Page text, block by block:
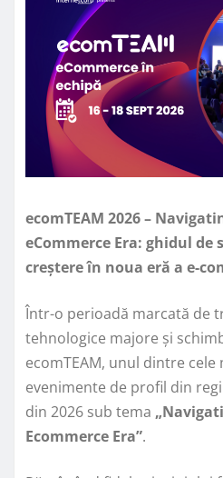
ecomTEAM 2026 –
eCommerce Era: ghidul de
creștere în noua eră a e-
Într-o perioadă marcată de
tehnologice majore și
ecomTEAM, unul dintre
evenimente de profil din
din 2026 sub tema
Ecommerce Era”.